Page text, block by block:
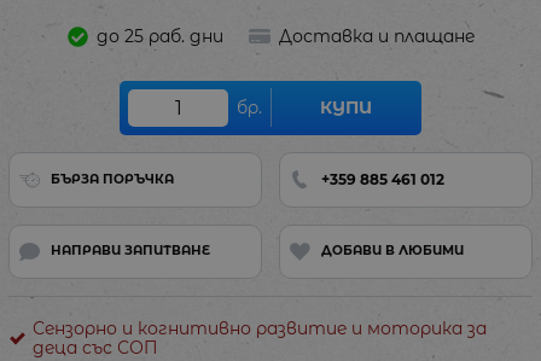
до 25 раб. дни Доставка и плащане
бр. КУПИ
БЪРЗА ПОРЪЧКА +359 885 461 012
НАПРАВИ ЗАПИТВАНЕ ДОБАВИ В ЛЮБИМИ
Сензорно и когнитивно развитие и моторика за
деца със СОП